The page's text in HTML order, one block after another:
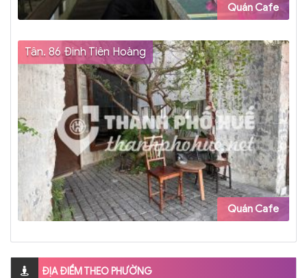
Quán Cafe
Tân. 86 Đinh Tiên Hoàng
Quán Cafe
ĐỊA ĐIỂM THEO PHƯỜNG